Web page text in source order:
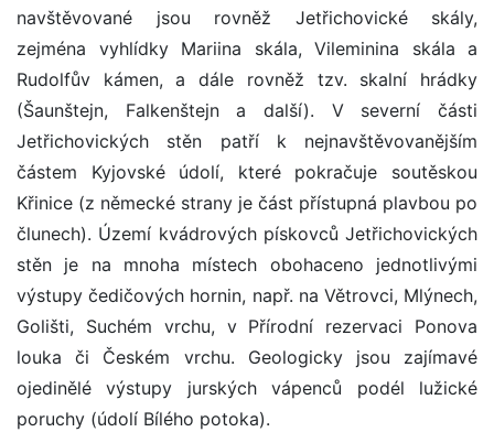
navštěvované jsou rovněž Jetřichovické skály,
zejména vyhlídky Mariina skála, Vileminina skála a
Rudolfův kámen, a dále rovněž tzv. skalní hrádky
(Šaunštejn, Falkenštejn a další). V severní části
Jetřichovických stěn patří k nejnavštěvovanějším
částem Kyjovské údolí, které pokračuje soutěskou
Křinice (z německé strany je část přístupná plavbou po
člunech). Území kvádrových pískovců Jetřichovických
stěn je na mnoha místech obohaceno jednotlivými
výstupy čedičových hornin, např. na Větrovci, Mlýnech,
Golišti, Suchém vrchu, v Přírodní rezervaci Ponova
louka či Českém vrchu. Geologicky jsou zajímavé
ojedinělé výstupy jurských vápenců podél lužické
poruchy (údolí Bílého potoka).